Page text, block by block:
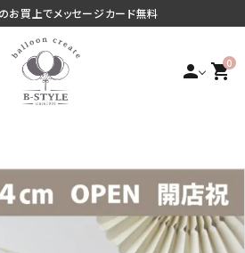
買上でメッセージカード無料
person 0
shopping_cart